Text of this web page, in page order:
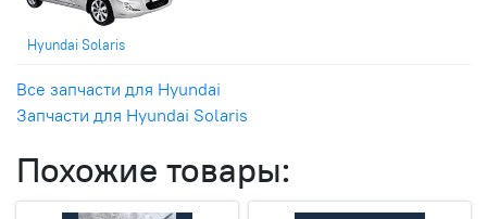
Hyundai Solaris
Все запчасти для Hyundai
Запчасти для Hyundai Solaris
Похожие товары: